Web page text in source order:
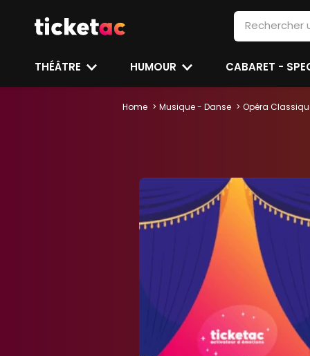
THÉÂTRE HUMOUR CABARET -
Home Musique - Danse Opéra